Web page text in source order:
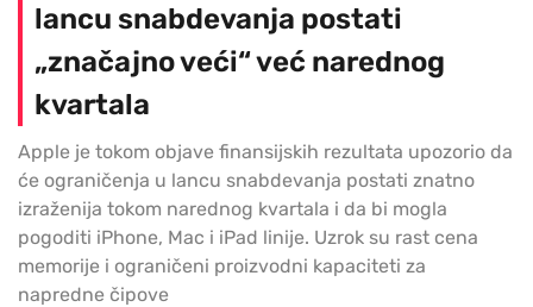
lancu snabdevanja postati
„značajno veći“ već narednog
kvartala
Apple je tokom objave finansijskih rezultata upozorio da
će ograničenja u lancu snabdevanja postati znatno
izraženija tokom narednog kvartala i da bi mogla
pogoditi iPhone, Mac i iPad linije. Uzrok su rast cena
memorije i ograničeni proizvodni kapaciteti za
napredne čipove